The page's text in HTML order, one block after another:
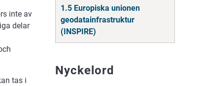
1.5 Europiska unionen
geodatainfrastruktur
(INSPIRE)
Nyckelord
inte av
delar
tas i